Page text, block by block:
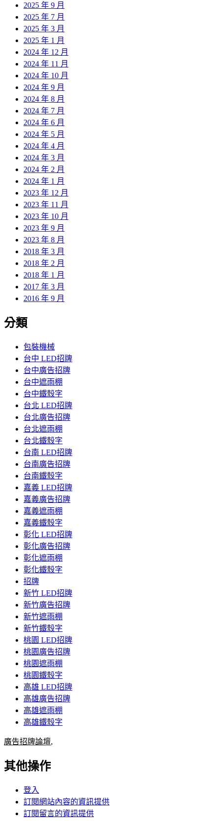
2025 年 9 月
2025 年 7 月
2025 年 3 月
2025 年 1 月
2024 年 12 月
2024 年 11 月
2024 年 10 月
2024 年 9 月
2024 年 8 月
2024 年 7 月
2024 年 6 月
2024 年 5 月
2024 年 4 月
2024 年 3 月
2024 年 2 月
2024 年 1 月
2023 年 12 月
2023 年 11 月
2023 年 10 月
2023 年 9 月
2023 年 8 月
2018 年 3 月
2018 年 2 月
2018 年 1 月
2017 年 3 月
2016 年 9 月
分類
包裝機械
台中 LED招牌
台中廣告招牌
台中遮雨棚
台中鐵殼字
台北 LED招牌
台北廣告招牌
台北遮雨棚
台北鐵殼字
台南 LED招牌
台南廣告招牌
台南鐵殼字
嘉義 LED招牌
嘉義廣告招牌
嘉義遮雨棚
嘉義鐵殼字
彰化 LED招牌
彰化廣告招牌
彰化遮雨棚
彰化鐵殼字
招牌
新竹 LED招牌
新竹廣告招牌
新竹遮雨棚
新竹鐵殼字
桃園 LED招牌
桃園廣告招牌
桃園遮雨棚
桃園鐵殼字
高雄 LED招牌
高雄廣告招牌
高雄遮雨棚
高雄鐵殼字
廣告招牌論壇,
其他操作
登入
訂閱網站內容的資訊提供
訂閱留言的資訊提供